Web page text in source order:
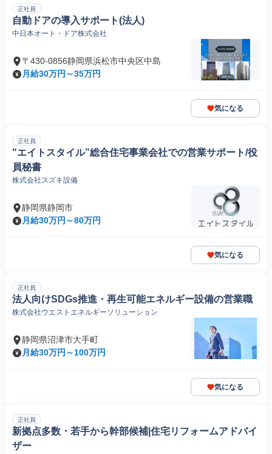
正社員
自動ドアの導入サポート(法人)
中日本オート・ドア株式会社
〒430-0856静岡県浜松市中央区中島
月給30万円～35万円
気になる
正社員
"エイトスタイル”総合住宅事業会社での営業サポート/役
員秘書
株式会社スズキ設備
静岡県静岡市
月給30万円～80万円
気になる
正社員
法人向けSDGs推進・再生可能エネルギー設備の営業職
株式会社ウエストエネルギーソリューション
静岡県沼津市大手町
月給30万円～100万円
気になる
正社員
新拠点多数・若手から幹部候補|住宅リフォームアドバイ
ザー